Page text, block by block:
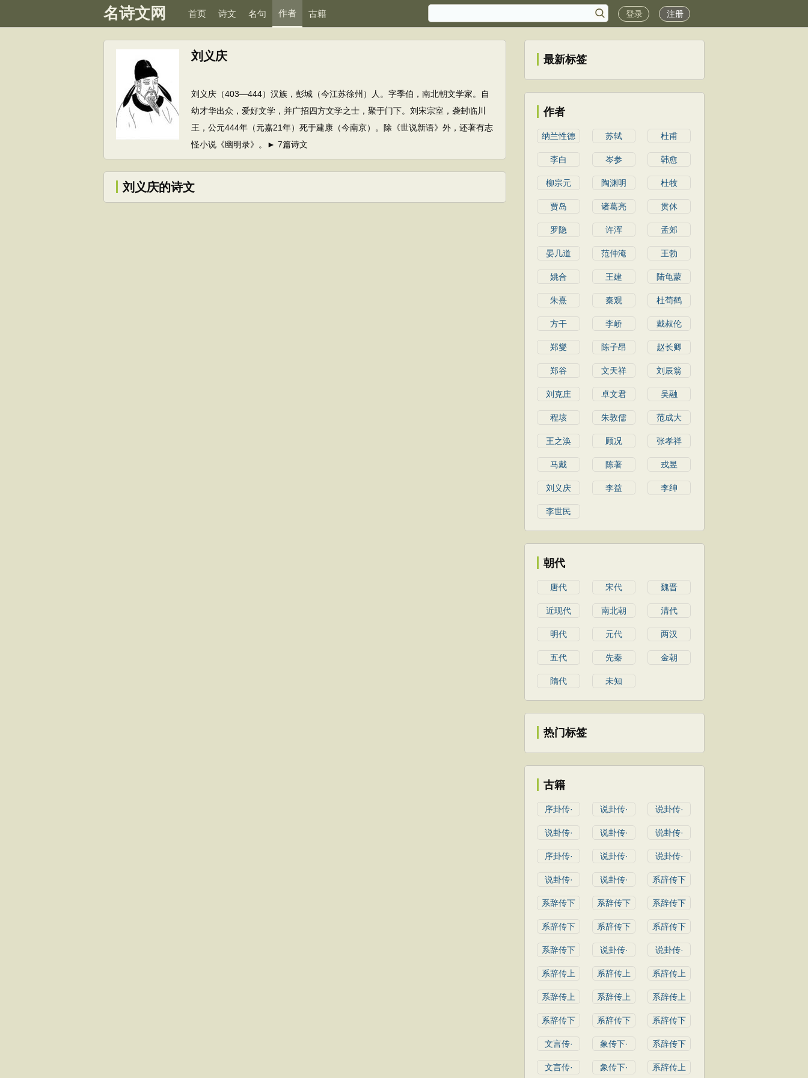
名诗文网 首页 诗文 名句 作者 古籍 登录 注册
刘义庆
刘义庆（403—444）汉族，彭城（今江苏徐州）人。字季伯，南北朝文学家。自
幼才华出众，爱好文学，并广招四方文学之士，聚于门下。刘宋宗室，袭封临川
王，公元444年（元嘉21年）死于建康（今南京）。除《世说新语》外，还著有志
怪小说《幽明录》。► 7篇诗文
刘义庆的诗文
最新标签
作者
纳兰性德 苏轼 杜甫
李白 岑参 韩愈
柳宗元 陶渊明 杜牧
贾岛 诸葛亮 贯休
罗隐 许浑 孟郊
晏几道 范仲淹 王勃
姚合 王建 陆龟蒙
朱熹 秦观 杜荀鹤
方干 李峤 戴叔伦
郑燮 陈子昂 赵长卿
郑谷 文天祥 刘辰翁
刘克庄 卓文君 吴融
程垓 朱敦儒 范成大
王之涣 顾况 张孝祥
马戴 陈著 戎昱
刘义庆 李益 李绅
李世民
朝代
唐代 宋代 魏晋
近现代 南北朝 清代
明代 元代 两汉
五代 先秦 金朝
隋代 未知
热门标签
古籍
序卦传· 说卦传· 说卦传·
说卦传· 说卦传· 说卦传·
序卦传· 说卦传· 说卦传·
说卦传· 说卦传· 系辞传下
系辞传下 系辞传下 系辞传下
系辞传下 系辞传下 系辞传下
系辞传下 说卦传· 说卦传·
系辞传上 系辞传上 系辞传上
系辞传上 系辞传上 系辞传上
系辞传下 系辞传下 系辞传下
文言传· 象传下· 系辞传下
文言传· 象传下· 系辞传上